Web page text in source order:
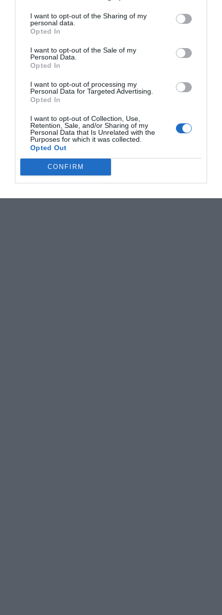
I want to opt-out of the Sharing of my
personal data.
Opted In
I want to opt-out of the Sale of my
Personal Data.
Opted In
I want to opt-out of processing my
Personal Data for Targeted Advertising.
Opted In
I want to opt-out of Collection, Use,
Retention, Sale, and/or Sharing of my
Personal Data that Is Unrelated with the
Purposes for which it was collected.
Opted Out
CONFIRM